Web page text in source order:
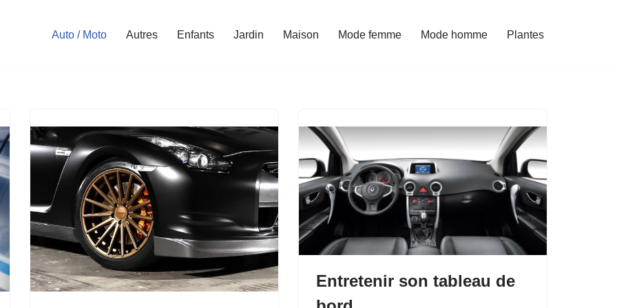
Auto / Moto Autres Enfants Jardin Maison Mode femme Mode homme Plantes
Entretenir son tableau de